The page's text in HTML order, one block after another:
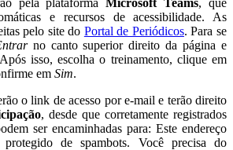
pela plataformaMicrosoft Teams, que
e recursos de acessibilidade. As
pelo site do Portal de Periódicos. Para se
no canto superior direito da página e
isso, escolha o treinamento, clique em
em Sim.
o link de acesso por e-mail e terão direito
, desde que corretamente registrados
ser encaminhadas para: Este endereço
de spambots. Você precisa do